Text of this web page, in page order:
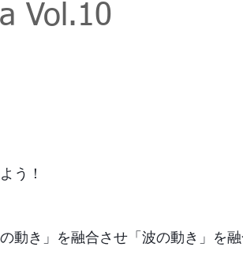
Vol.10
う！
動き」を融合させ「波の動き」を